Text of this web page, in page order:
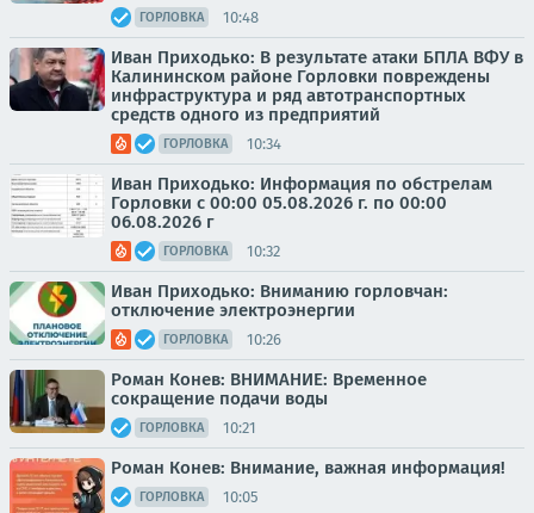
ГОРЛОВКА 10:48
Иван Приходько: В результате атаки БПЛА ВФУ в
Калининском районе Горловки повреждены
инфраструктура и ряд автотранспортных
средств одного из предприятий
ГОРЛОВКА 10:34
Иван Приходько: Информация по обстрелам
Горловки с 00:00 05.08.2026 г. по 00:00
06.08.2026 г
ГОРЛОВКА 10:32
Иван Приходько: Вниманию горловчан:
отключение электроэнергии
ГОРЛОВКА 10:26
Роман Конев: ВНИМАНИЕ: Временное
сокращение подачи воды
ГОРЛОВКА 10:21
Роман Конев: Внимание, важная информация!
ГОРЛОВКА 10:05